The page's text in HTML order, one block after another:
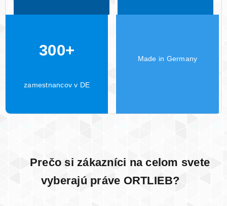
300+
zamestnancov v DE
Made in Germany
Prečo si zákazníci na celom svete
vyberajú práve ORTLIEB?